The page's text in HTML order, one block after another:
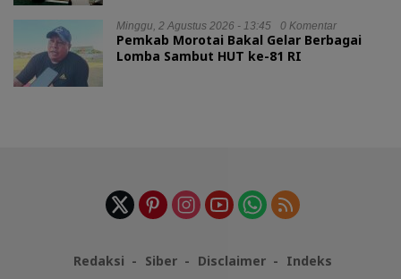
Minggu, 2 Agustus 2026 - 13:45 0 Komentar
Pemkab Morotai Bakal Gelar Berbagai
Lomba Sambut HUT ke-81 RI
Redaksi Siber Disclaimer Indeks